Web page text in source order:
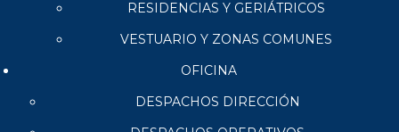
RESIDENCIAS Y GERIÁTRICOS
VESTUARIO Y ZONAS COMUNES
OFICINA
DESPACHOS DIRECCIÓN